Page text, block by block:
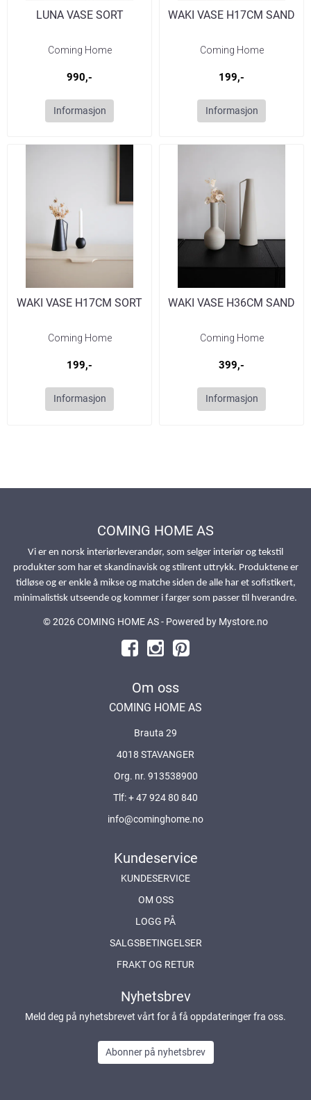
LUNA VASE SORT
Coming Home
990,-
Informasjon
WAKI VASE H17CM SAND
Coming Home
199,-
Informasjon
WAKI VASE H17CM SORT
Coming Home
199,-
Informasjon
WAKI VASE H36CM SAND
Coming Home
399,-
Informasjon
COMING HOME AS
Vi er en norsk interiørleverandør, som selger interiør og tekstil
produkter som har et skandinavisk og stilrent uttrykk. Produktene er
tidløse og er enkle å mikse og matche siden de alle har et sofistikert,
minimalistisk utseende og kommer i farger som passer til hverandre.
© 2026 COMING HOME AS - Powered by Mystore.no
Om oss
COMING HOME AS
Brauta 29
4018 STAVANGER
Org. nr. 913538900
Tlf:+ 47 924 80 840
info@cominghome.no
Kundeservice
KUNDESERVICE
OM OSS
LOGG PÅ
SALGSBETINGELSER
FRAKT OG RETUR
Nyhetsbrev
Meld deg på nyhetsbrevet vårt for å få oppdateringer fra oss.
Abonner på nyhetsbrev